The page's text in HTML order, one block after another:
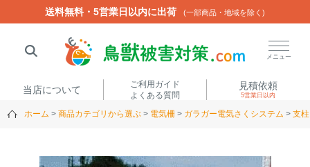
送料無料・5営業日以内に出荷 (一部商品・地域を除く)
メニュー
当店について
ご利用ガイド
よくある質問
見積依頼
5営業日以内
ホーム 商品カテゴリから選ぶ 電気柵 ガラガー電気さくシステム 支
送料無料・5営業日以内に出荷 (一部商品・地域を除く)
閉じる
楽落くんハイトシェルター侵入禁刺イノシッシ